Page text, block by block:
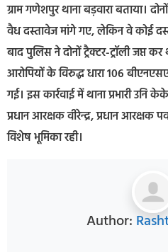
ग्राम गणेशपुर थाना बड़वारा बताया।
वैध दस्तावेज मांगे गए, लेकिन वे कोई
बाद पुलिस ने दोनों ट्रैक्टर-ट्रॉली जप्त
आरोपियों के विरुद्ध धारा 106
गई। इस कार्रवाई में थाना प्रभारी
प्रधान आरक्षक वीरेन्द्र, प्रधान आरक्षक
विशेष भूमिका रही।
Author: